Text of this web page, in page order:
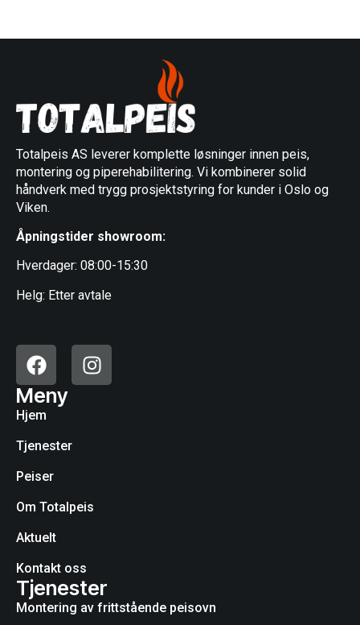
Totalpeis AS leverer komplette løsninger innen peis,
montering og piperehabilitering. Vi kombinerer solid
håndverk med trygg prosjektstyring for kunder i Oslo og
Viken.
Åpningstider showroom:
Hverdager: 08:00-15:30
Helg: Etter avtale
Meny
Hjem
Tjenester
Peiser
Om Totalpeis
Aktuelt
Kontakt oss
Tjenester
Montering av frittstående peisovn